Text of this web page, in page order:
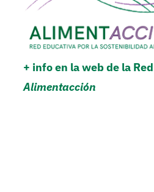
+ info en la web de la Red
Alimentacción